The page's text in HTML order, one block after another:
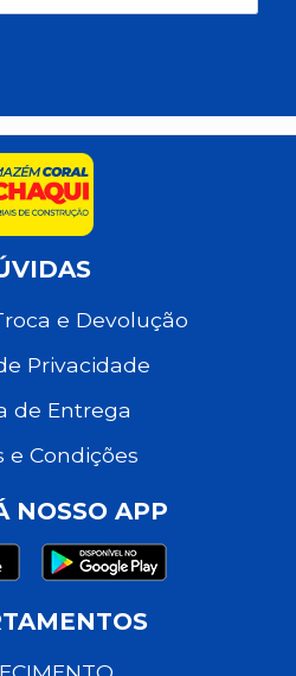
e Devolução
Privacidade
de Entrega
e Condições
NOSSO APP